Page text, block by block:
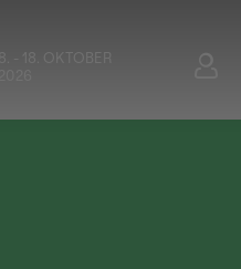
8. - 18. OKTOBER